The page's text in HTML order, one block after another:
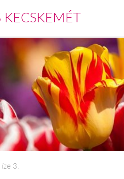
3.